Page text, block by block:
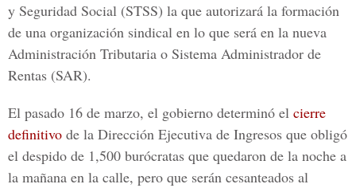
y Seguridad Social (STSS) la que autorizará la formación
de una organización sindical en lo que será en la nueva
Administración Tributaria o Sistema Administrador de
Rentas (SAR).
El pasado 16 de marzo, el gobierno determinó el cierre
definitivo de la Dirección Ejecutiva de Ingresos que obligó
el despido de 1,500 burócratas que quedaron de la noche a
la mañana en la calle, pero que serán cesanteados al